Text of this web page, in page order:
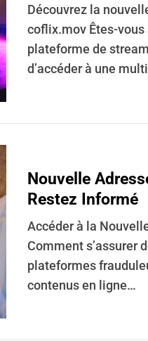
Découvrez la
coflix.mov Êtes-vous
plateforme de
d’accéder à une
Nouvelle
Restez Informé
Accéder à la
Comment s’assurer
plateformes
contenus en ligne…